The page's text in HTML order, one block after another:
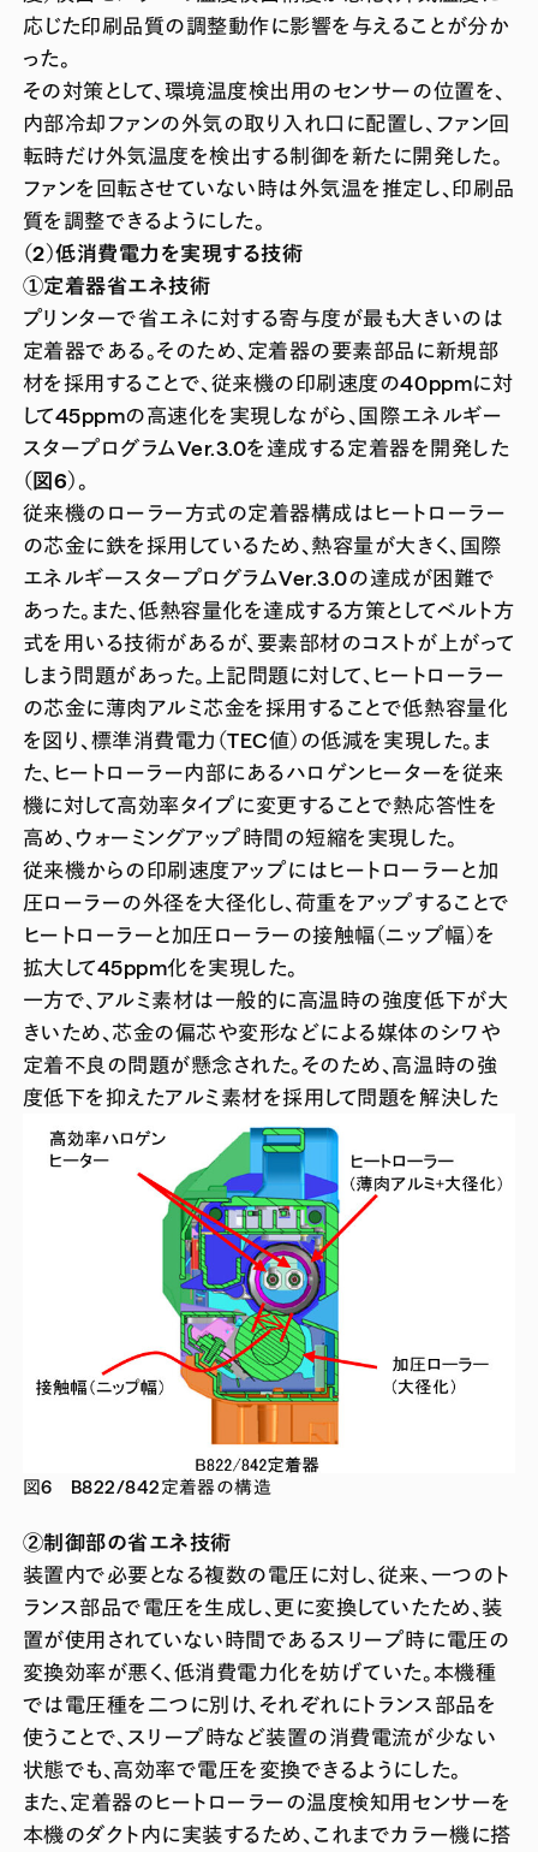
応じた印刷品質の調整動作に影響を与えることが分か
った。
その対策として、環境温度検出用のセンサーの位置を、
内部冷却ファンの外気の取り入れ口に配置し、ファン回
転時だけ外気温度を検出する制御を新たに開発した。
ファンを回転させていない時は外気温を推定し、印刷品
質を調整できるようにした。
（2）低消費電力を実現する技術
①定着器省エネ技術
プリンターで省エネに対する寄与度が最も大きいのは
定着器である。そのため、定着器の要素部品に新規部
材を採用することで、従来機の印刷速度の40ppmに対
して45ppmの高速化を実現しながら、国際エネルギー
スタープログラムVer.3.0を達成する定着器を開発した
（図6） 。
従来機のローラー方式の定着器構成はヒートローラー
の芯金に鉄を採用しているため、熱容量が大きく、国際
エネルギースタープログラムVer.3.0の達成が困難で
あった。また、低熱容量化を達成する方策としてベルト方
式を用いる技術があるが、要素部材のコストが上がって
しまう問題があった。上記問題に対して、ヒートローラー
の芯金に薄肉アルミ芯金を採用することで低熱容量化
を図り、標準消費電力（TEC値）の低減を実現した。ま
た、ヒートローラー内部にあるハロゲンヒーターを従来
機に対して高効率タイプに変更することで熱応答性を
高め、ウォーミングアップ時間の短縮を実現した。
従来機からの印刷速度アップにはヒートローラーと加
圧ローラーの外径を大径化し、荷重をアップすることで
ヒートローラーと加圧ローラーの接触幅（ニップ幅）を
拡大して45ppm化を実現した。
一方で、アルミ素材は一般的に高温時の強度低下が大
きいため、芯金の偏芯や変形などによる媒体のシワや
定着不良の問題が懸念された。そのため、高温時の強
度低下を抑えたアルミ素材を採用して問題を解決した
図6 B822/842定着器の構造
②制御部の省エネ技術
装置内で必要となる複数の電圧に対し、従来、一つのト
ランス部品で電圧を生成し、更に変換していたため、装
置が使用されていない時間であるスリープ時に電圧の
変換効率が悪く、低消費電力化を妨げていた。本機種
では電圧種を二つに別け、それぞれにトランス部品を
使うことで、スリープ時など装置の消費電流が少ない
状態でも、高効率で電圧を変換できるようにした。
また、定着器のヒートローラーの温度検知用センサーを
本機のダクト内に実装するため、これまでカラー機に搭